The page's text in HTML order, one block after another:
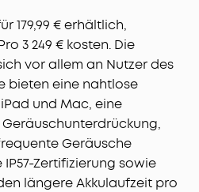
179,99 € erhältlich,
3 249 € kosten. Die
vor allem an Nutzer des
bieten eine nahtlose
und Mac, eine
Geräusche
Zertifizierung sowie
längere Akkulaufzeit pro